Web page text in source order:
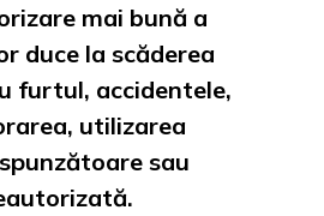
mai bună a
duce la scăderea
furtul, accidentele,
utilizarea
sau